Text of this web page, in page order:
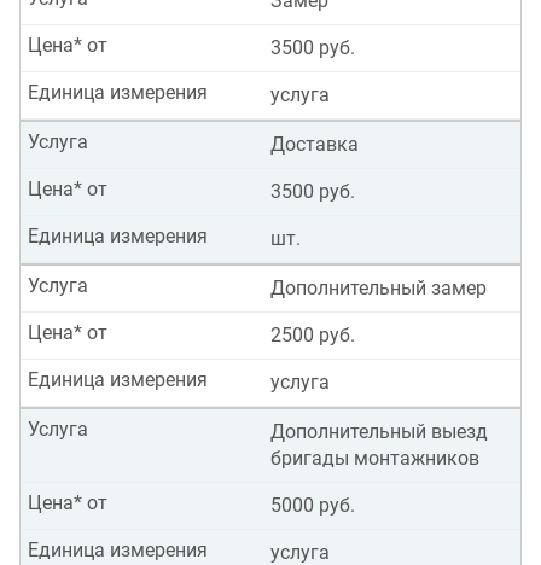
3500 руб.
Цена* от
услуга
Единица измерения
Доставка
Услуга
3500 руб.
Цена* от
шт.
Единица измерения
Дополнительный замер
Услуга
2500 руб.
Цена* от
услуга
Единица измерения
Дополнительный выезд
бригады монтажников
Услуга
5000 руб.
Цена* от
услуга
Единица измерения